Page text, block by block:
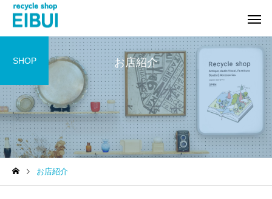
工具買取 新品住宅設備買取
お店紹介
SHOP
お店紹介